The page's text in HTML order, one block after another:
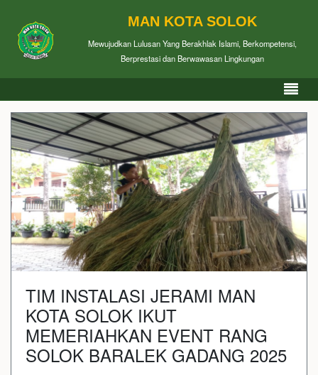
MAN KOTA SOLOK
Mewujudkan Lulusan Yang Berakhlak Islami, Berkompetensi,
Berprestasi dan Berwawasan Lingkungan
TIM INSTALASI JERAMI MAN
KOTA SOLOK IKUT
MEMERIAHKAN EVENT RANG
SOLOK BARALEK GADANG 2025